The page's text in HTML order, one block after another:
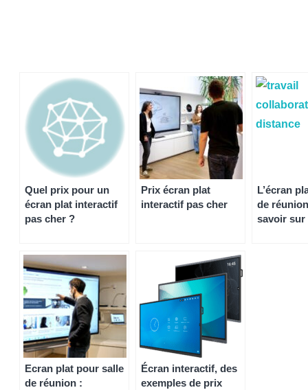
Quel prix pour un
écran plat interactif
pas cher ?
Prix écran plat
interactif pas cher
L’écran
de
savoir sur
Ecran plat pour salle
de réunion :
Écran interactif, des
exemples de prix